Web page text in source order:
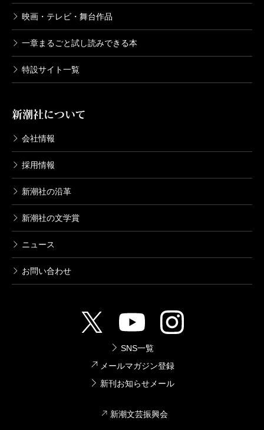
映画・テレビ・舞台作品
一章まるごと試し読みできる本
特設サイト一覧
新潮社について
会社情報
採用情報
新潮社の沿革
新潮社の文学賞
ニュース
お問い合わせ
SNS一覧
メールマガジン登録
新刊お知らせメール
新潮文芸振興会